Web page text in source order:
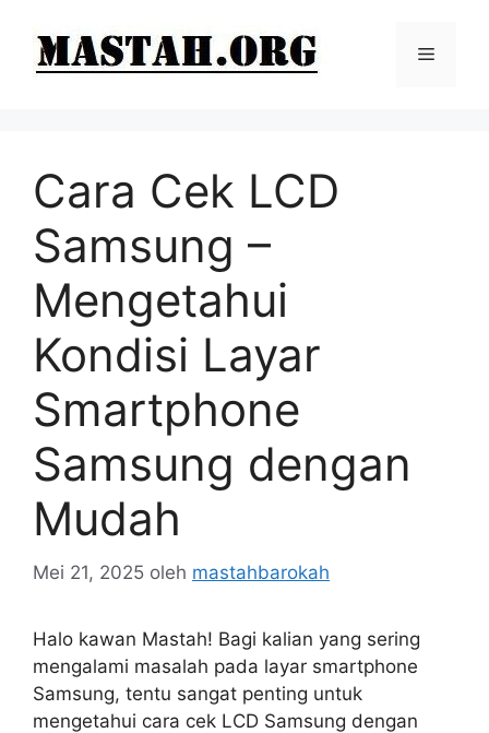
Menu
Cara Cek LCD
Samsung –
Mengetahui
Kondisi Layar
Smartphone
Samsung dengan
Mudah
Mei 21, 2025 oleh mastahbarokah
Halo kawan Mastah! Bagi kalian yang sering
mengalami masalah pada layar smartphone
Samsung, tentu sangat penting untuk
mengetahui cara cek LCD Samsung dengan